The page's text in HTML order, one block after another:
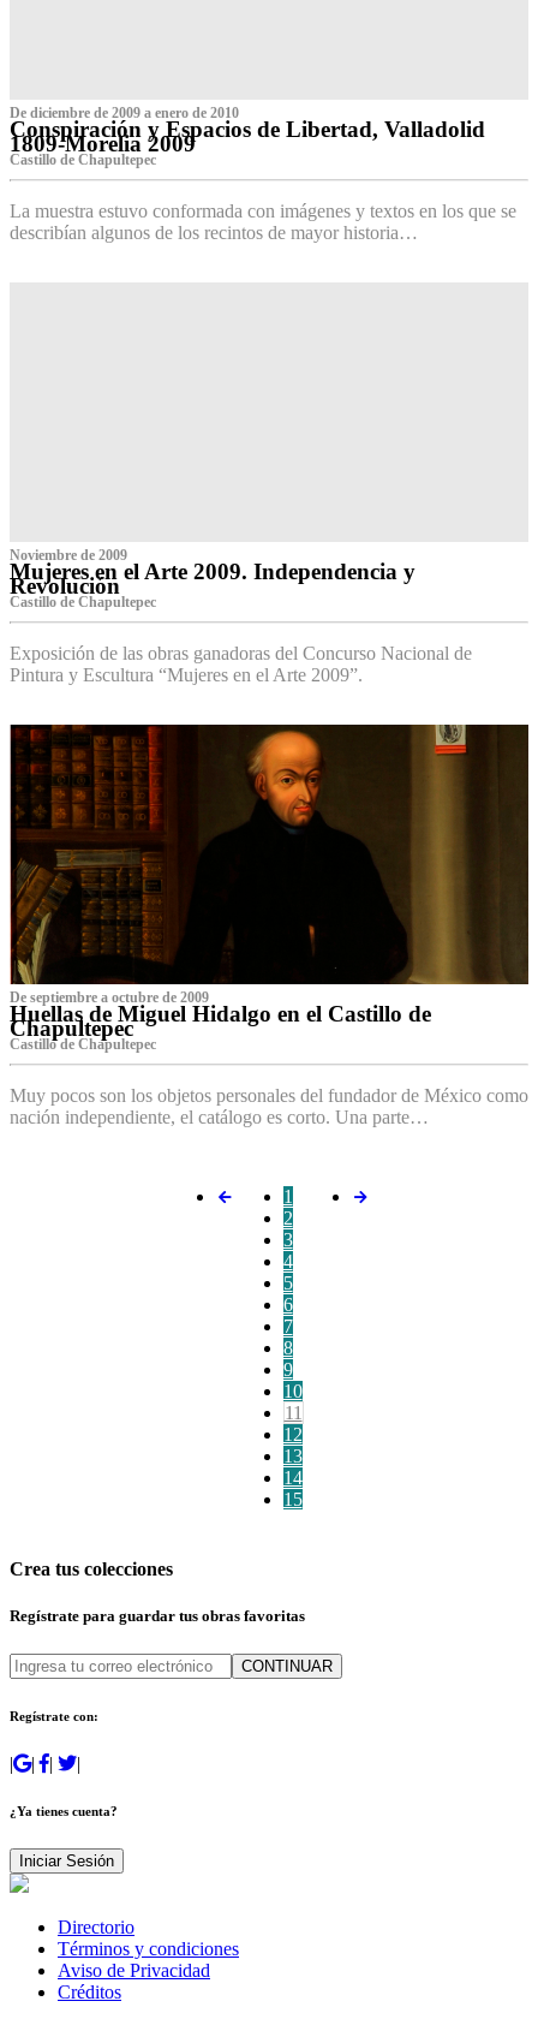
De diciembre de 2009 a enero de 2010
Conspiración y Espacios de Libertad, Valladolid
1809-Morelia 2009
Castillo de Chapultepec
La muestra estuvo conformada con imágenes y textos en los que se
describían algunos de los recintos de mayor historia…
Noviembre de 2009
Mujeres en el Arte 2009. Independencia y
Revolución
Castillo de Chapultepec
Exposición de las obras ganadoras del Concurso Nacional de
Pintura y Escultura “Mujeres en el Arte 2009”.
De septiembre a octubre de 2009
Huellas de Miguel Hidalgo en el Castillo de
Chapultepec
Castillo de Chapultepec
Muy pocos son los objetos personales del fundador de México como
nación independiente, el catálogo es corto. Una parte…
1
2
3
4
5
6
7
8
9
10
11
12
13
14
15
Crea tus colecciones
Regístrate para guardar tus obras favoritas
CONTINUAR
Regístrate con:
| | | |
¿Ya tienes cuenta?
Iniciar Sesión
Directorio
Términos y condiciones
Aviso de Privacidad
Créditos